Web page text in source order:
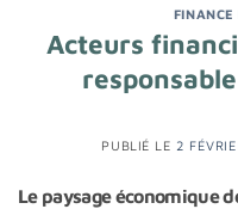
FINANCE
Acteurs
PUBLIÉ LE 2
Le paysage économique